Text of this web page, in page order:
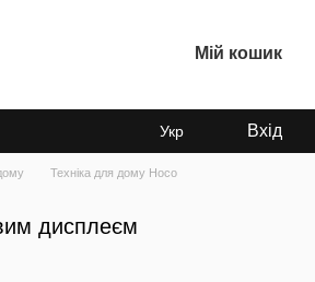
Мій кошик
Укр Вхід
Техніка для дому Hoco
дисплеєм